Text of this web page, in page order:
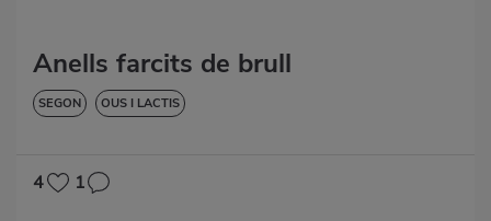
Anells farcits de brull
SEGON OUS I LACTIS
4 1